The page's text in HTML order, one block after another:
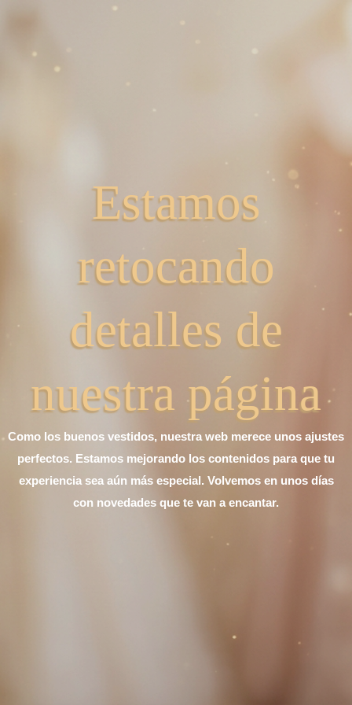
Estamos
retocando
detalles de
nuestra página
Como los buenos vestidos, nuestra web merece unos ajustes
perfectos. Estamos mejorando los contenidos para que tu
experiencia sea aún más especial. Volvemos en unos días
con novedades que te van a encantar.